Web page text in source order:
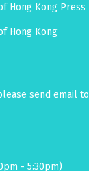
Hong Kong Press
Hong Kong
send email to
- 5:30pm)